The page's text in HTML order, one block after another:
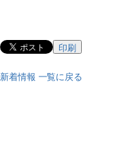
印刷
新着情報 一覧に戻る